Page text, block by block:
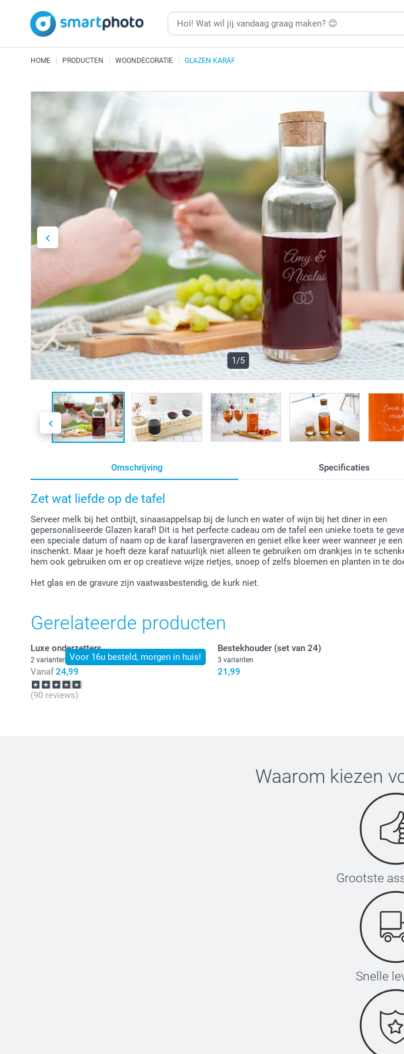
HOME PRODUCTEN WOONDECORATIE GLAZEN KARAF
1/5
Omschrijving Specificaties
Zet wat liefde op de tafel
Serveer melk bij het ontbijt, sinaasappelsap bij de lunch en water of wijn bij het diner in een
gepersonaliseerde Glazen karaf! Dit is het perfecte cadeau om de tafel een unieke toets te
een speciale datum of naam op de karaf lasergraveren en geniet elke keer weer wanneer je
inschenkt. Maar je hoeft deze karaf natuurlijk niet alleen te gebruiken om drankjes in te
hem ook gebruiken om er op creatieve wijze rietjes, snoep of zelfs bloemen en planten in te
Het glas en de gravure zijn vaatwasbestendig, de kurk niet.
Gerelateerde producten
Voor 16u besteld, morgen in huis!
Luxe onderzetters
2 varianten
Vanaf 24,99
(90 reviews)
Bestekhouder (set van 24)
3 varianten
21,99
Waarom kiezen
Grootste
Snelle